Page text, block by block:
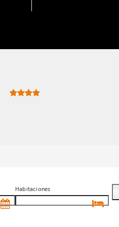
Habitaciones